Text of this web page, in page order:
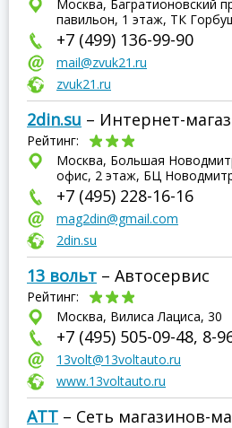
Москва, Багратионовский
павильон, 1 этаж, ТК
+7 (499) 136-99-90
mail@zvuk21.ru
zvuk21.ru
2din.su – Интернет-
Рейтинг:
Москва, Большая
офис, 2 этаж, БЦ
+7 (495) 228-16-16
mag2din@gmail.com
2din.su
13 вольт – Автосервис
Рейтинг:
Москва, Вилиса Лациса, 30
+7 (495) 505-09-48, 8-
13volt@13voltauto.ru
www.13voltauto.ru
АТТ – Сеть магазинов-